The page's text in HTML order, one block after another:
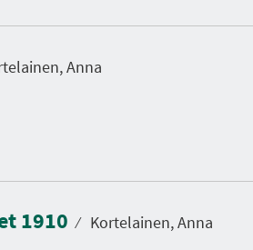
Anna
1910 ⁄ Kortelainen, Anna